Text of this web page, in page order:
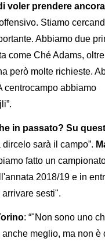
voler prendere
Stiamo
Abbiamo due
come Ché Adams, oltre
però molte richieste.
centrocampo abbiamo
in passato? Su
sarà il campo”.
fatto un
2018/19 e in
sesti".
: “"Non sono uno
meglio, ma non è